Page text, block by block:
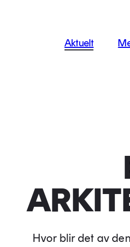
Aktuelt
Hvor blir det av